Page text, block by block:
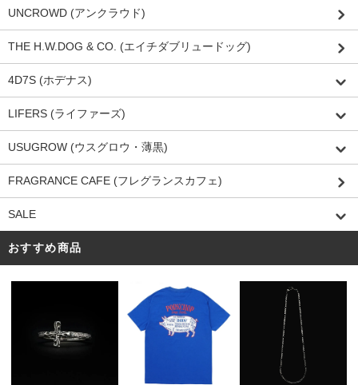
UNCROWD (アンクラウド)
THE H.W.DOG & CO. (エイチダブリュードッグ)
4D7S (ホデナス)
LIFERS (ライファーズ)
USUGROW (ウスグロウ・薄黒)
FRAGRANCE CAFE (フレグランスカフェ)
SALE
おすすめ商品